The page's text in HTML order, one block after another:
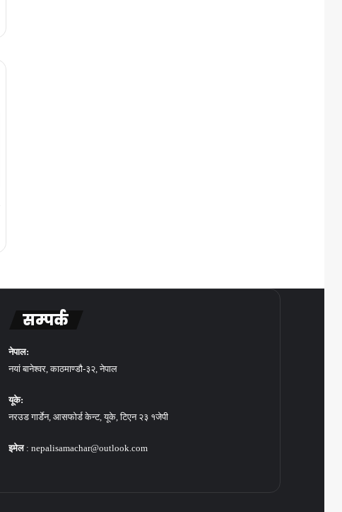
सम्पर्क
नेपाल:
नयां बानेश्वर, काठमाण्डौ-३२, नेपाल
यूके:
नरउड गार्डेन, आसफोर्ड केन्ट, यूके, टिएन २३ १जेपी
इमेल: nepalisamachar@outlook.com